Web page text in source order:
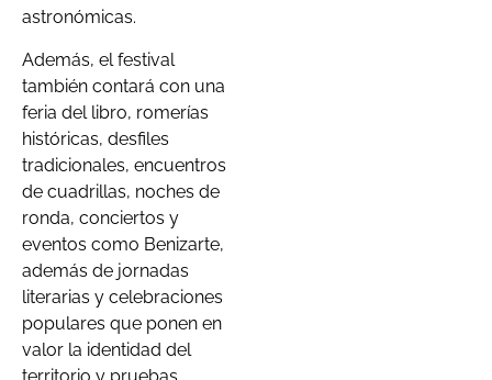
astronómicas.
Además, el festival
también contará con una
feria del libro, romerías
históricas, desfiles
tradicionales, encuentros
de cuadrillas, noches de
ronda, conciertos y
eventos como Benizarte,
además de jornadas
literarias y celebraciones
populares que ponen en
valor la identidad del
territorio y pruebas